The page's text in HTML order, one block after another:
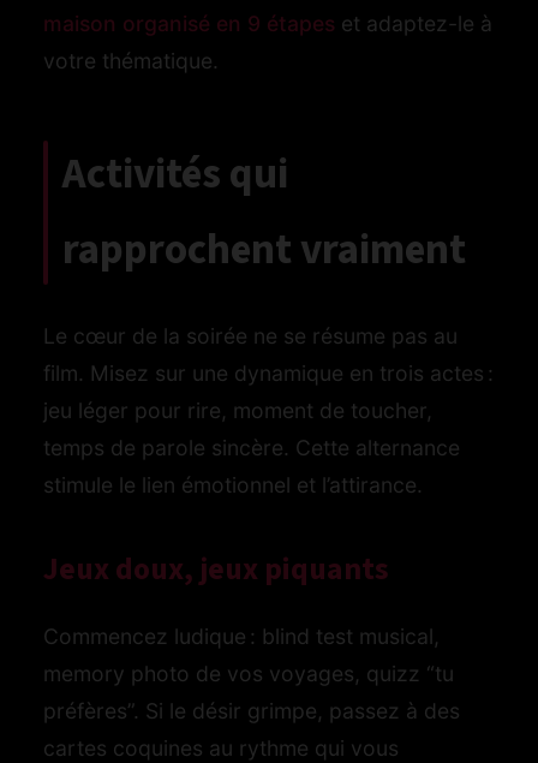
maison organisé en 9 étapes et adaptez-le à
votre thématique.
Activités qui
rapprochent vraiment
Le cœur de la soirée ne se résume pas au
film. Misez sur une dynamique en trois actes :
jeu léger pour rire, moment de toucher,
temps de parole sincère. Cette alternance
stimule le lien émotionnel et l’attirance.
Jeux doux, jeux piquants
Commencez ludique : blind test musical,
memory photo de vos voyages, quizz “tu
préfères”. Si le désir grimpe, passez à des
cartes coquines au rythme qui vous